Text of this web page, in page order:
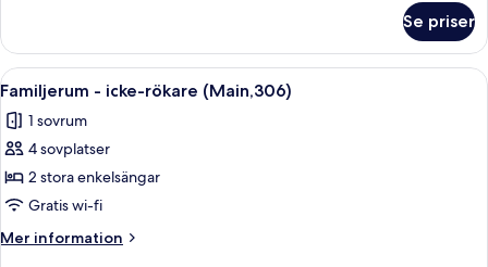
-
icke-
rökare
(Main,305)
Se priser
Öppna
alla
foton
för
Familjerum
-
icke-
rökare
Ett sovrum med en säng, ett
28
Familjerum - icke-rökare (Main,306)
1 sovrum
4 sovplatser
2 stora enkelsängar
Gratis wi-fi
Mer information
Mer